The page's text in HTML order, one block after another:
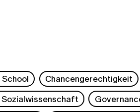
Chancengerechtigkeit